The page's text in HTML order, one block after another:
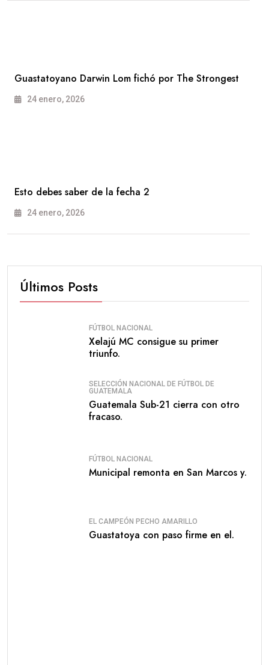
Guastatoyano Darwin Lom fichó por The Strongest
24 enero, 2026
Esto debes saber de la fecha 2
24 enero, 2026
Últimos Posts
FÚTBOL NACIONAL
Xelajú MC consigue su primer
triunfo.
SELECCIÓN NACIONAL DE FÚTBOL DE
GUATEMALA
Guatemala Sub-21 cierra con otro
fracaso.
FÚTBOL NACIONAL
Municipal remonta en San Marcos y.
EL CAMPEÓN PECHO AMARILLO
Guastatoya con paso firme en el.